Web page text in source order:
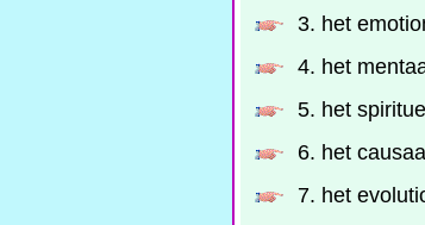
3. het
4. het
5. het
6. het
7. het